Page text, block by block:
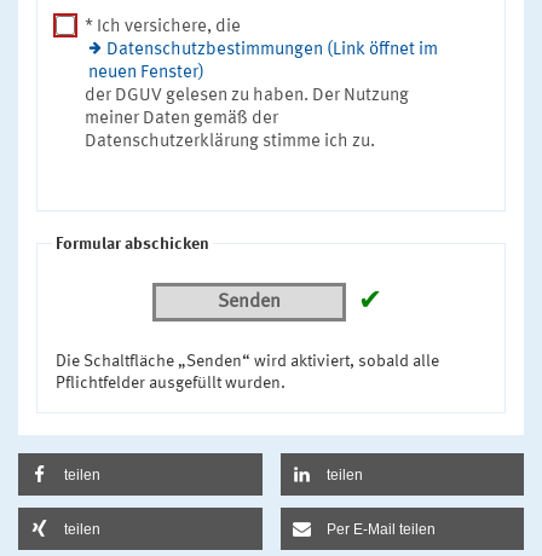
* Ich versichere, die
Datenschutzbestimmungen (Link öffnet im
neuen Fenster)
der DGUV gelesen zu haben. Der Nutzung
meiner Daten gemäß der
Datenschutzerklärung stimme ich zu.
Formular abschicken
Senden ✔
Die Schaltfläche „Senden“ wird aktiviert, sobald alle
Pflichtfelder ausgefüllt wurden.
teilen teilen
teilen Per E-Mail teilen